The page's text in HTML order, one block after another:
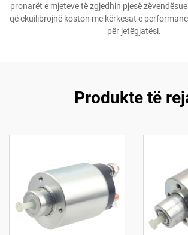
pronarët e mjeteve të zgjedhin pjesë
që ekuilibrojnë koston me kërkesat e
për jetëgjatësi.
Produkte të